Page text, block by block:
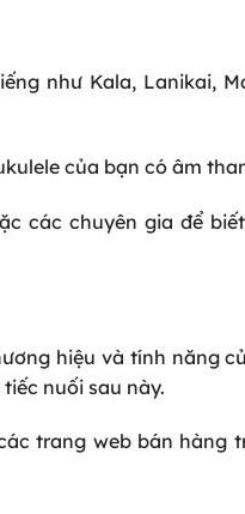
như Kala, Lanikai,
của bạn có âm
các chuyên gia để
hiệu và tính năng
nuối sau này.
trang web bán hàng